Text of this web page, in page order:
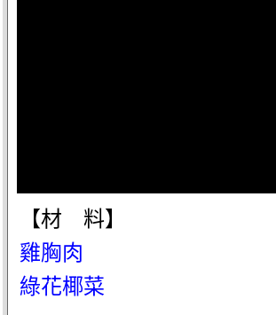
【材 料】
雞胸肉
綠花椰菜